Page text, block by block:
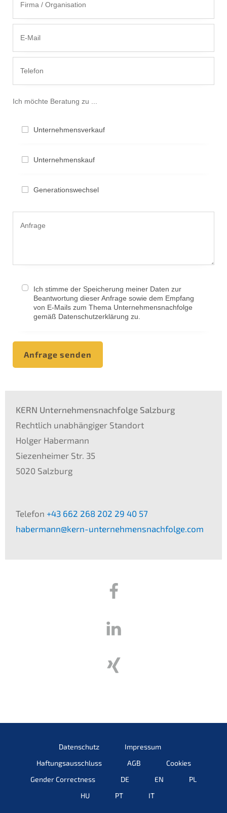
Ich möchte Beratung zu ...
Unternehmensverkauf
Unternehmenskauf
Generationswechsel
Ich stimme der Speicherung meiner Daten zur
Beantwortung dieser Anfrage sowie dem Empfang
von E-Mails zum Thema Unternehmensnachfolge
gemäß Datenschutzerklärung zu.
Anfrage senden
KERN Unternehmensnachfolge Salzburg
Rechtlich unabhängiger Standort
Holger Habermann
Siezenheimer Str. 35
5020 Salzburg
Telefon +43 662 268 202 29 40 57
habermann@kern-unternehmensnachfolge.com
Daten­schutz
Impres­sum
Haftungs­aus­schluss
AGB
Cookies
Gender Correct­ness
DE EN
PL
HU
PT IT